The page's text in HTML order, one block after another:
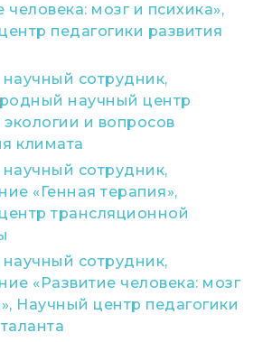
человека: мозг и психика»,
педагогики развития
сотрудник,
научный центр
экологии и вопросов
климата
сотрудник,
«Генная терапия»,
трансляционной
сотрудник,
«Развитие человека: мозг
Научный центр педагогики